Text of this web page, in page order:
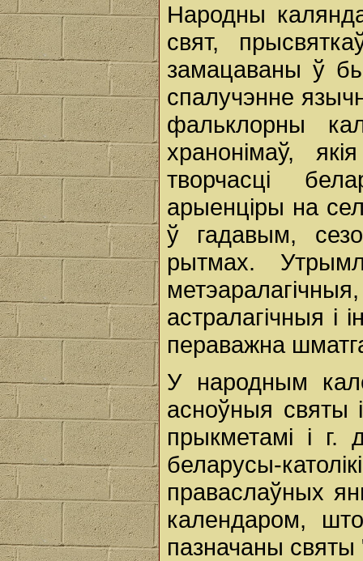
Народны
свят,
замацаваны ў
спалучэнне
фальклорны
хранонімаў,
творчасці
арыенціры на
ў гадавым,
рытмах.
астралагічныя
пераважна
У народным
асноўныя святы
прыкметамі і г.
беларусы-
праваслаўных
календаром,
пазначаны святы